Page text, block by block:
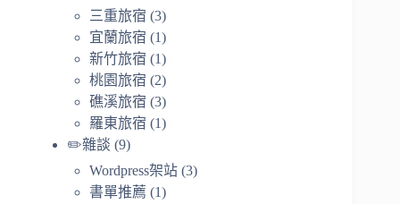
三重旅宿 (3)
宜蘭旅宿 (1)
新竹旅宿 (1)
桃園旅宿 (2)
礁溪旅宿 (3)
羅東旅宿 (1)
✏️雜談 (9)
Wordpress架站 (3)
書單推薦 (1)